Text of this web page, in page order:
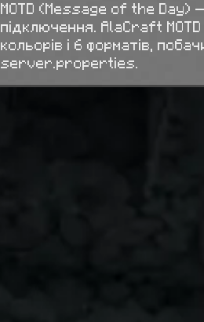
MOTD (Message of the Day)
підключення. AlaCraft
кольорів і 6 форматів,
server.properties.